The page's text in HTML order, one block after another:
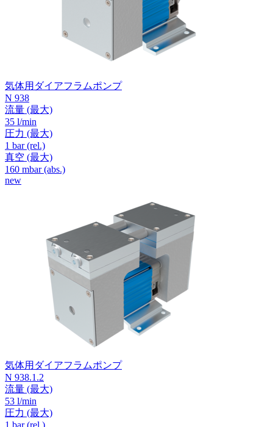
気体用ダイアフラムポンプ
N 938
流量 (最大)
35 l/min
圧力 (最大)
1 bar (rel.)
真空 (最大)
160 mbar (abs.)
new
気体用ダイアフラムポンプ
N 938.1.2
流量 (最大)
53 l/min
圧力 (最大)